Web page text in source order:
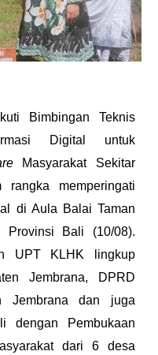
Bimbingan Teknis
Digital untuk
Masyarakat Sekitar
rangka memperingati
di Aula Balai Taman
Provinsi Bali (10/08).
UPT KLHK lingkup
Jembrana, DPRD
Jembrana dan juga
dengan Pembukaan
dari 6 desa